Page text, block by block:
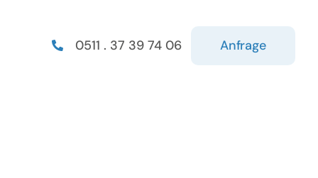
0511 . 37 39 74 06 Anfrage